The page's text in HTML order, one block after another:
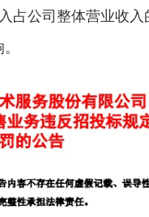
占公司整体营业收